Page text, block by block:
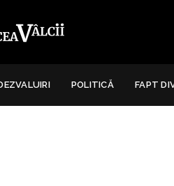
POLITICĂ FAPT